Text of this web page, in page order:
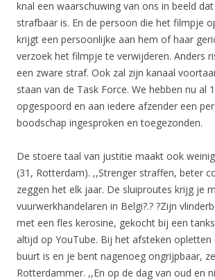
knal een waarschuwing van ons in beeld
strafbaar is. En de persoon die het filmpje
krijgt een persoonlijke aan hem of haar
verzoek het filmpje te verwijderen. Anders
een zware straf. Ook zal zijn kanaal
staan van de Task Force. We hebben nu al
opgespoord en aan iedere afzender een
boodschap ingesproken en toegezonden.
De stoere taal van justitie maakt ook
(31, Rotterdam). ,,Strenger straffen, beter
zeggen het elk jaar. De sluiproutes krijg je
vuurwerkhandelaren in Belgi?.? ?Zijn
met een fles kerosine, gekocht bij een
altijd op YouTube. Bij het afsteken
buurt is en je bent nagenoeg ongrijpbaar,
Rotterdammer. ,,En op de dag van oud en